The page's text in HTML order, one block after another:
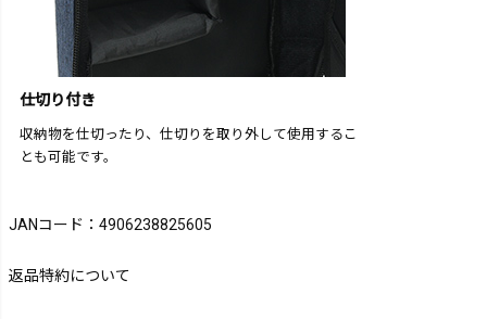
仕切り付き
収納物を仕切ったり、仕切りを取り外して使用するこ
とも可能です。
JANコード：4906238825605
返品特約について